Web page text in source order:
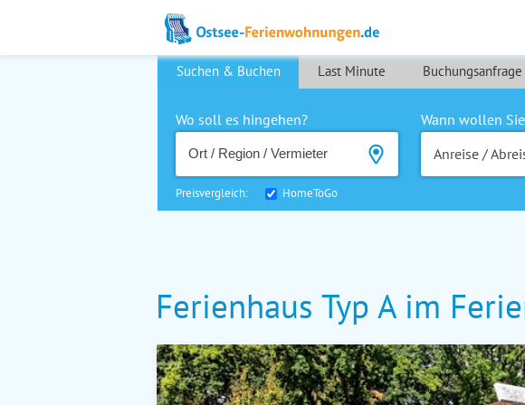
Suchen & Buchen Last Minute Buchungsanfrage
Wo soll es hingehen?
Wann wollen
Anreise /
Preisvergleich: HomeToGo
Ferienhaus Typ A im